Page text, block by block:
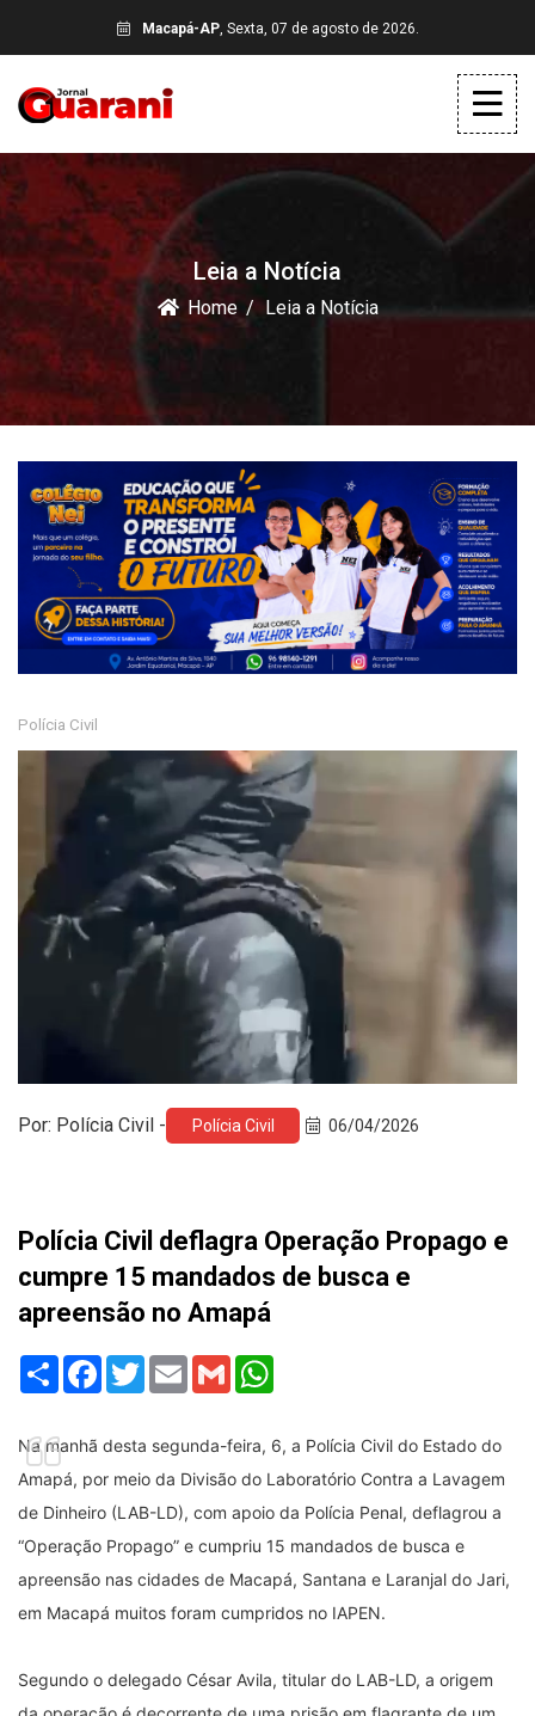
Macapá-AP, Sexta, 07 de agosto de 2026.
Leia a Notícia
Home Leia a Notícia
Polícia Civil
Por: Polícia Civil - Polícia Civil 06/04/2026
Polícia Civil deflagra Operação Propago e
cumpre 15 mandados de busca e
apreensão no Amapá
Share Facebook
TwitterEmail Gmail
Na manhã desta segunda-feira, 6, a Polícia Civil do Estado do
Amapá, por meio da Divisão do Laboratório Contra a Lavagem
de Dinheiro (LAB-LD), com apoio da Polícia Penal, deflagrou a
“Operação Propago” e cumpriu 15 mandados de busca e
apreensão nas cidades de Macapá, Santana e Laranjal do Jari,
em Macapá muitos foram cumpridos no IAPEN.
Segundo o delegado César Avila, titular do LAB-LD, a origem